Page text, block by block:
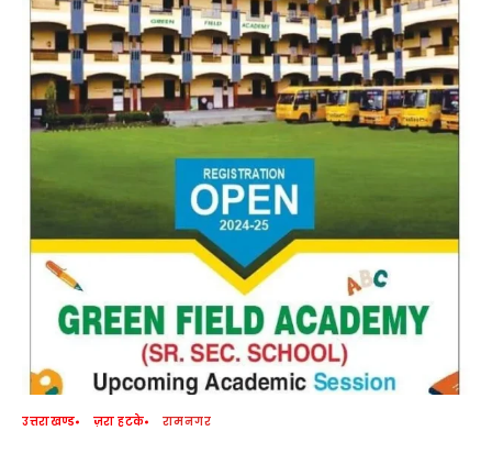
उत्तराखण्ड ज़रा हटके रामनगर